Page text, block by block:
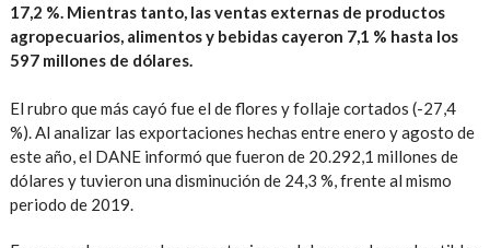
17,2 %. Mientras tanto, las ventas externas de productos
agropecuarios, alimentos y bebidas cayeron 7,1 % hasta los
597 millones de dólares.
El rubro que más cayó fue el de flores y follaje cortados (-27,4
%). Al analizar las exportaciones hechas entre enero y agosto de
este año, el DANE informó que fueron de 20.292,1 millones de
dólares y tuvieron una disminución de 24,3 %, frente al mismo
periodo de 2019.